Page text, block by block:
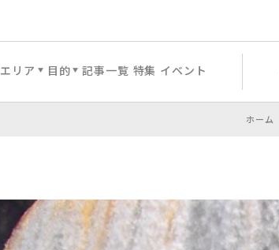
エリア 目的 記事一覧 特集 イベント
ホーム